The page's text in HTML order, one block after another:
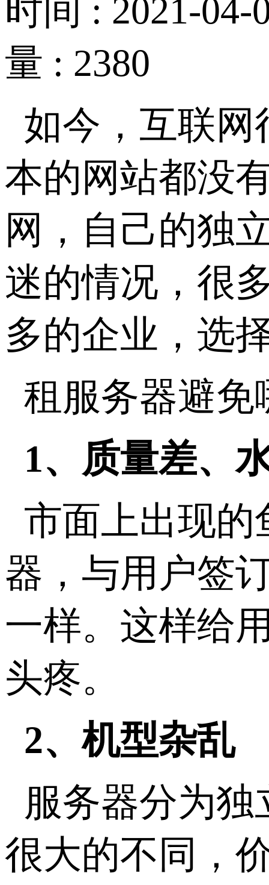
时间 : 2021-04-
量 : 2380
如今，互联网
本的网站都没
网，自己的独
迷的情况，很
多的企业，选
租服务器避免
1、质量差、
市面上出现的
器，与用户签
一样。这样给
头疼。
2、机型杂乱
服务器分为
很大的不同，